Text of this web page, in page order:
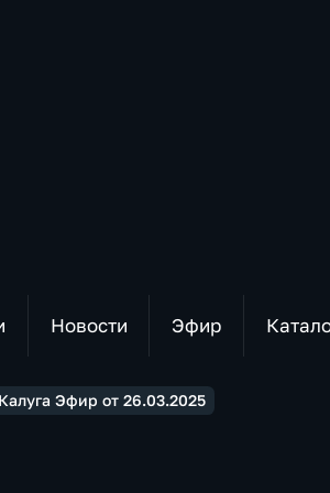
Новости Эфир
Эфир от 26.03.2025